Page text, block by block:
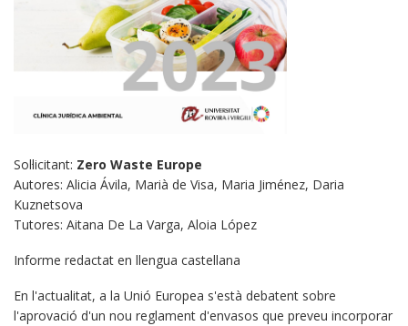
Sol·licitant: Zero Waste Europe
Autores: Alicia Ávila, Marià de Visa, Maria Jiménez, Daria
Kuznetsova
Tutores: Aitana De La Varga, Aloia López
Informe redactat en llengua castellana
En l'actualitat, a la Unió Europea s'està debatent sobre
l'aprovació d'un nou reglament d'envasos que preveu incorporar